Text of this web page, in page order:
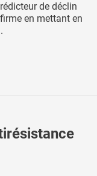
de déclin
en mettant en